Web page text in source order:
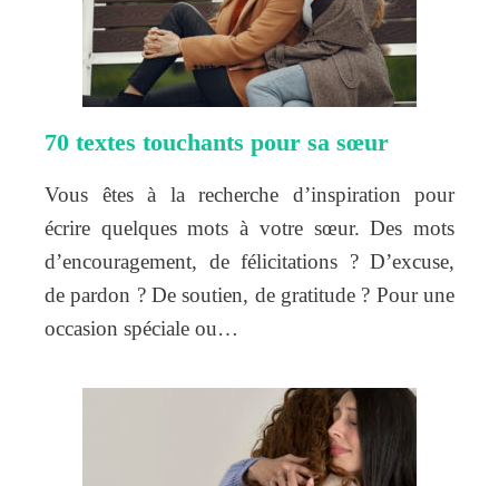
70 textes touchants pour sa sœur
Vous êtes à la recherche d’inspiration pour
écrire quelques mots à votre sœur. Des mots
d’encouragement, de félicitations ? D’excuse,
de pardon ? De soutien, de gratitude ? Pour une
occasion spéciale ou…